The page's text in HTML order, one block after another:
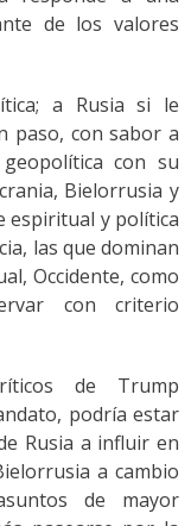
de los valores
a Rusia si le
paso, con sabor a
con su
Bielorrusia y
espiritual y política
las que dominan
Occidente, como
con criterio
de Trump
podría estar
Rusia a influir en
a cambio
de mayor